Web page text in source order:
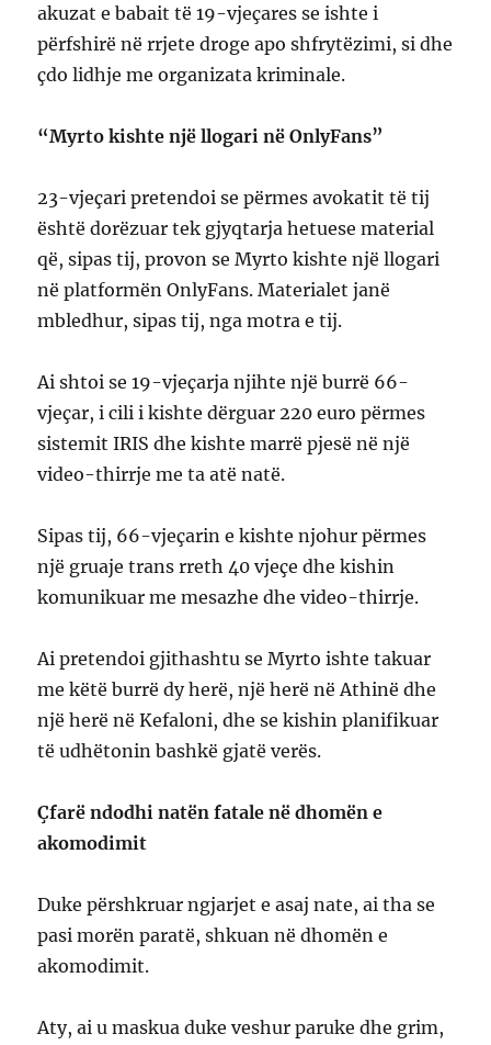
akuzat e babait të 19-vjeçares se ishte i
përfshirë në rrjete droge apo shfrytëzimi, si dhe
çdo lidhje me organizata kriminale.
“Myrto kishte një llogari në OnlyFans”
23-vjeçari pretendoi se përmes avokatit të tij
është dorëzuar tek gjyqtarja hetuese material
që, sipas tij, provon se Myrto kishte një llogari
në platformën OnlyFans. Materialet janë
mbledhur, sipas tij, nga motra e tij.
Ai shtoi se 19-vjeçarja njihte një burrë 66-
vjeçar, i cili i kishte dërguar 220 euro përmes
sistemit IRIS dhe kishte marrë pjesë në një
video-thirrje me ta atë natë.
Sipas tij, 66-vjeçarin e kishte njohur përmes
një gruaje trans rreth 40 vjeçe dhe kishin
komunikuar me mesazhe dhe video-thirrje.
Ai pretendoi gjithashtu se Myrto ishte takuar
me këtë burrë dy herë, një herë në Athinë dhe
një herë në Kefaloni, dhe se kishin planifikuar
të udhëtonin bashkë gjatë verës.
Çfarë ndodhi natën fatale në dhomën e
akomodimit
Duke përshkruar ngjarjet e asaj nate, ai tha se
pasi morën paratë, shkuan në dhomën e
akomodimit.
Aty, ai u maskua duke veshur paruke dhe grim,